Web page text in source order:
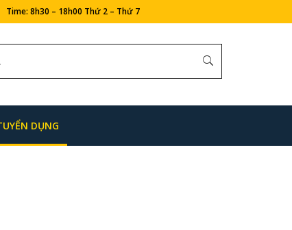
8h30 – 18h00 Thứ 2 – Thứ 7
DỤNG